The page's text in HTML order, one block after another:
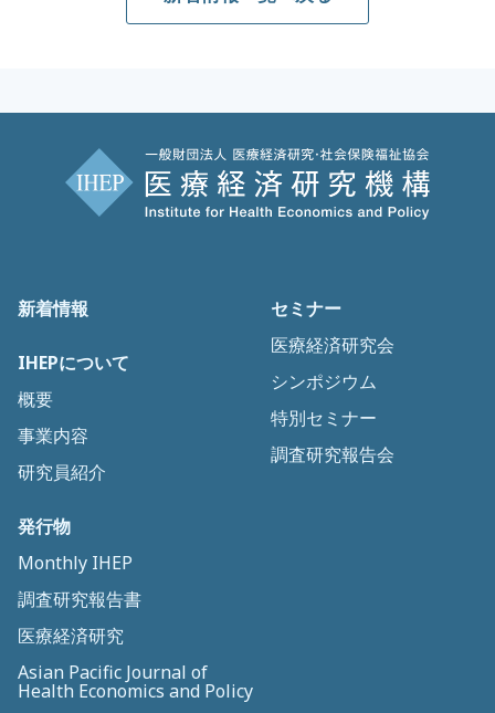
新着情報
IHEPについて
概要
事業内容
研究員紹介
セミナー
医療経済研究会
シンポジウム
特別セミナー
調査研究報告会
発行物
Monthly IHEP
調査研究報告書
医療経済研究
Asian Pacific Journal of
Health Economics and Policy